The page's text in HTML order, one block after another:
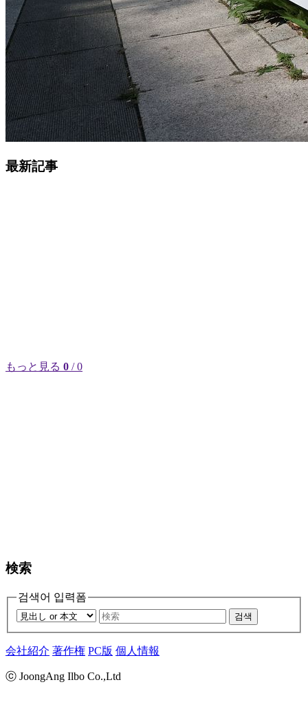
最新記事
もっと見る 0 / 0
検索
검색어 입력폼
검색
会社紹介 著作権 PC版 個人情報
ⓒ JoongAng Ilbo Co.,Ltd